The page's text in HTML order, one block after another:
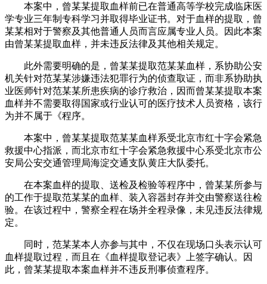
本案中，曾某某提取血样前已在普通高等学校完成临床医
学专业三年制专科学习并取得毕业证书。对于血样的提取，曾
某某相对于警察及其他普通人员而言应属专业人员。因此本案
由曾某某提取血样，并未违反法律及其他相关规定。
此外需要明确的是，曾某某提取范某某血样，系协助公安
机关针对范某某涉嫌违法犯罪行为的侦查取证，而非系协助执
业医师针对范某某所患疾病的诊疗救治，因而曾某某提取本案
血样并不需要取得国家或行业认可的医疗技术人员资格，该行
为并不属于《程序。
本案中，曾某某提取范某某血样系受北京市红十字会紧急
救援中心指派，而北京市红十字会紧急救援中心系受北京市公
安局公安交通管理局海淀交通支队黄庄大队委托。
在本案血样的提取、送检及检验等程序中，曾某某所参与
的工作于提取范某某的血样、装入容器封存并交由警察送往检
验。在该过程中，警察全程在场并全程录像，未见违反法律规
定。
同时，范某某本人亦参与其中，不仅在现场口头表示认可
血样提取过程，而且在《血样提取登记表》上签字确认。因
此，曾某某提取本案血样并不违反刑事侦查程序。